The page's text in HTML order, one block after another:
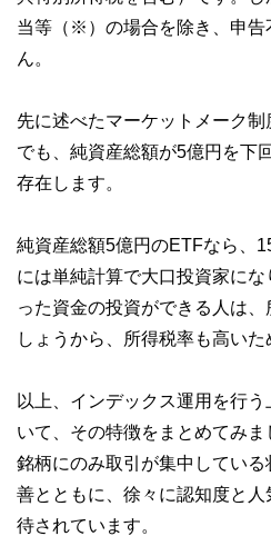
当等（※）の場合を除き、申告
ん。
先に述べたマーケットメーク
でも、純資産総額が5億円を下
存在します。
純資産総額5億円のETFなら、
には単純計算で大口投資家に
った資金の投資ができる人は
しょうから、所得税率も高いた
以上、インデックス運用を行
いて、その特徴をまとめてみ
銘柄にのみ取引が集中してい
善とともに、徐々に認知度と
待されています。